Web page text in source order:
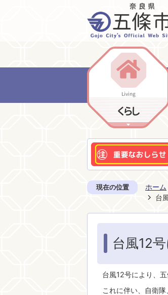
Living
くらし
現在の位置 ホーム
台
台風12
台風12号により、
これに伴い、自衛